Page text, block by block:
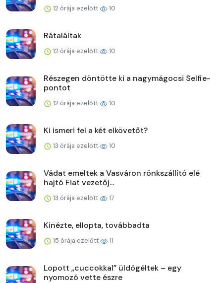
12 órája ezelőtt 10
Rátaláltak
12 órája ezelőtt 10
Részegen döntötte ki a nagymágocsi Selfie-
pontot
12 órája ezelőtt 10
Ki ismeri fel a két elkövetőt?
13 órája ezelőtt 10
Vádat emeltek a Vasváron rönkszállító elé
hajtó Fiat vezetőj...
13 órája ezelőtt 17
Kinézte, ellopta, továbbadta
15 órája ezelőtt 11
Lopott „cuccokkal” üldögéltek – egy
nyomozó vette észre